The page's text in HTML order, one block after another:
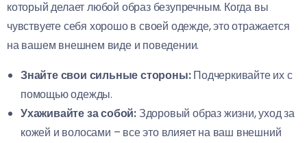
который делает любой образ безупречным. Когда вы
чувствуете себя хорошо в своей одежде, это отражается
на вашем внешнем виде и поведении.
Знайте свои сильные стороны:Подчеркивайте их с
помощью одежды.
Ухаживайте за собой:Здоровый образ жизни, уход за
кожей и волосами – все это влияет на ваш внешний